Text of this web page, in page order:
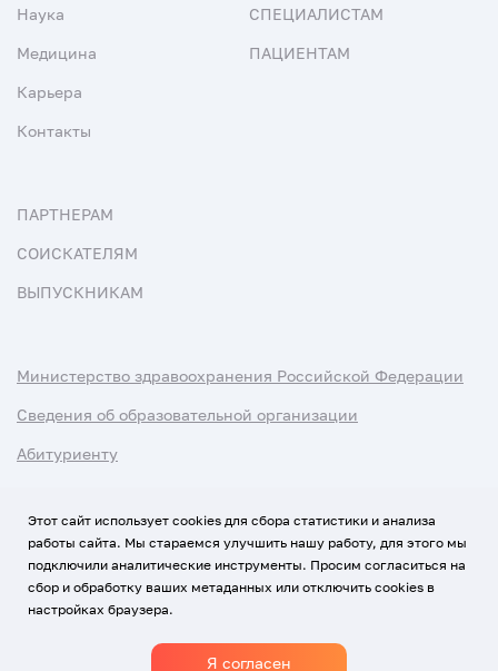
Наука
Медицина
Карьера
Контакты
СПЕЦИАЛИСТАМ
ПАЦИЕНТАМ
ПАРТНЕРАМ
СОИСКАТЕЛЯМ
ВЫПУСКНИКАМ
Министерство здравоохранения Российской Федерации
Сведения об образовательной организации
Абитуриенту
Использование Cookies
Политика обработки персональных данных
Этот сайт использует cookies для сбора статистики и анализа
работы сайта. Мы стараемся улучшить нашу работу, для этого мы
подключили аналитические инструменты. Просим согласиться на
сбор и обработку ваших метаданных или отключить cookies в
настройках браузера.
Я согласен